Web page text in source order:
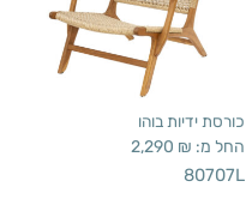
כורסת ידיות בוהו
החל מ: 2,290 ₪
80707L